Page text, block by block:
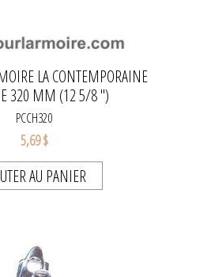
LA CONTEMPORAINE
320 MM (12 5/8 ")
PCCH320
5,69 $
AU PANIER